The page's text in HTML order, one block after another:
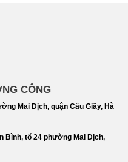
CÔNG
Mai Dịch, quận Cầu Giấy, Hà
Bình, tổ 24 phường Mai Dịch,